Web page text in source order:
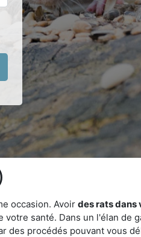
occasion. Avoir des rats dans
santé. Dans un l'élan de
des procédés pouvant vous